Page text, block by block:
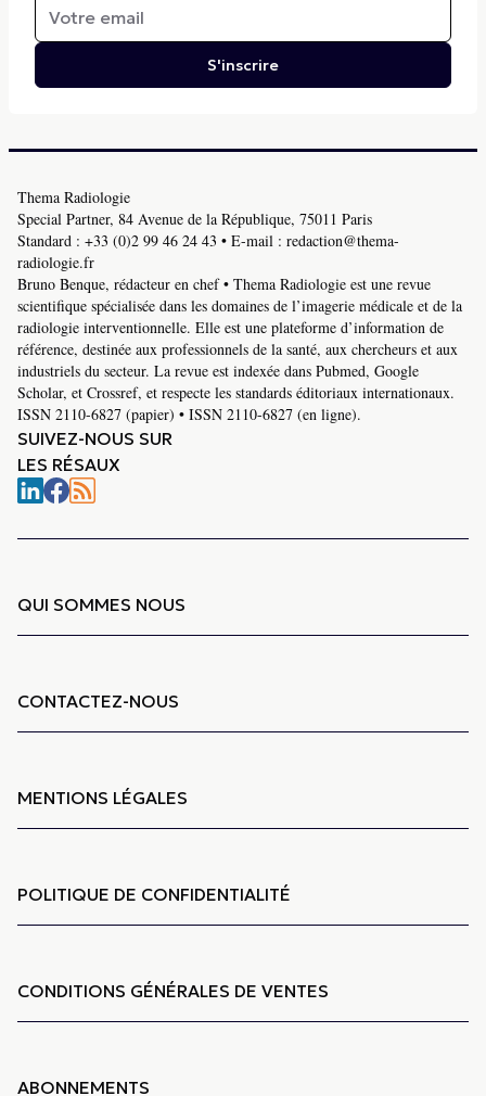
S'inscrire
Thema Radiologie
Special Partner, 84 Avenue de la République, 75011 Paris
Standard : +33 (0)2 99 46 24 43 • E-mail : redaction@thema-
radiologie.fr
Bruno Benque, rédacteur en chef • Thema Radiologie est une revue
scientifique spécialisée dans les domaines de l’imagerie médicale et de la
radiologie interventionnelle. Elle est une plateforme d’information de
référence, destinée aux professionnels de la santé, aux chercheurs et aux
industriels du secteur. La revue est indexée dans Pubmed, Google
Scholar, et Crossref, et respecte les standards éditoriaux internationaux.
ISSN 2110-6827 (papier) • ISSN 2110-6827 (en ligne).
SUIVEZ-NOUS SUR
LES RÉSAUX
QUI SOMMES NOUS
CONTACTEZ-NOUS
MENTIONS LÉGALES
POLITIQUE DE CONFIDENTIALITÉ
CONDITIONS GÉNÉRALES DE VENTES
ABONNEMENTS